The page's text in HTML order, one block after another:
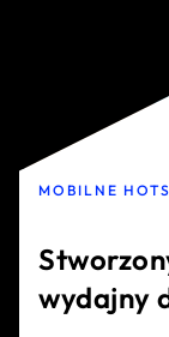
MOBILNE
wydajny